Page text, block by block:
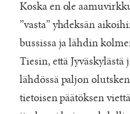
Koska en ole
”vasta” yhdeksän
bussissa ja lähdin
Tiesin, että Jyväskylästä
lähdössä paljon
tietoisen päätöksen